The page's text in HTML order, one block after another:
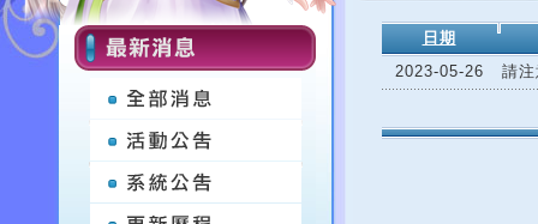
日期
2023-05-26
請